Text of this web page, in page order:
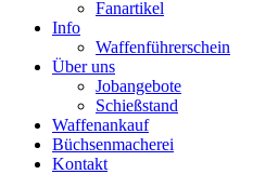
Fanartikel
Info
Waffenführerschein
Über uns
Jobangebote
Schießstand
Waffenankauf
Büchsenmacherei
Kontakt